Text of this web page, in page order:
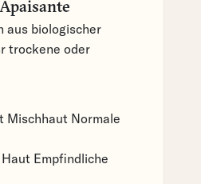
aus biologischer
trockene oder
Mischhaut Normale
Empfindliche